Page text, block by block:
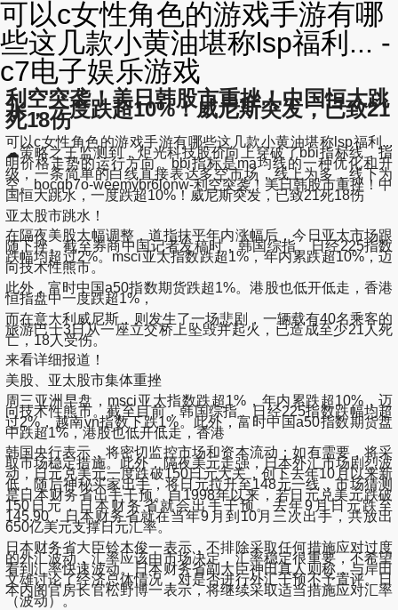
可以c女性角色的游戏手游有哪
些这几款小黄油堪称lsp福利... -
c7电子娱乐游戏
利空突袭！美日韩股市重挫！中国恒大跳
水，一度跌超10%！威尼斯突发，已致21
死18伤
可以c女性角色的游戏手游有哪些这几款小黄油堪称lsp福利...
☁策略之王监测到，炬光科技股价向上穿破了bbi指标线，指
明价格走势的运行方向。bbi指标是ma均线的一种优化和升
级，一条简单的白线直接表达多空市场，线上为多，线下为
空。bocqb7o-weemybr6lonw-利空突袭！美日韩股市重挫！中
国恒大跳水，一度跌超10%！威尼斯突发，已致21死18伤
亚太股市跳水！
在隔夜美股大幅调整，道指抹平年内涨幅后，今日亚太市场跟
随下挫。截至券商中国记者发稿时，韩国综指、日经225指数
跌幅均超过2%。msci亚太指数跌超1%，年内累跌超10%，迈
向技术性熊市。
此外，富时中国a50指数期货跌超1%。港股也低开低走，香港
恒指盘中一度跌超1%，
而在意大利威尼斯，则发生了一场悲剧，一辆载有40名乘客的
旅游巴士3日从一座立交桥上坠毁并起火，已造成至少21人死
亡，18人受伤。
来看详细报道！
美股、亚太股市集体重挫
周三亚洲早盘，msci亚太指数跌超1%，年内累跌超10%，迈
向技术性熊市。截至目前，韩国综指、日经225指数跌幅均超
过2%，越南vn指数下跌1%。此外，富时中国a50指数期货盘
中跌超1%，港股也低开低走，香港
韩国央行表示，将密切监控市场和资本流动；如有需要，将采
取市场稳定措施。此外，隔夜美元走强，日本外汇市场剧烈波
动，日元兑美元一度跌破150日元大关，创下去年10月以来新
低，随后神秘买家出手，将日元拉升至148元一线，市场猜测
是日本财务省出手干预。自1998年以来，若日元兑美元跌破
150日元，日本财务省就会出手干预。去年9月日元跌至
145.90，日本财务省就在当年9月到10月三次出手，共放出
650亿美元支撑日元汇率。
日本财务省大臣铃木俊一表示，不排除采取任何措施应对过度
的外汇波动，汇率应该由市场决定，汇率稳定很重要，不希望
看到汇率快速波动。日本财务省副大臣神田真人则称，与岸田
文雄讨论了经济总体情况，对是否进行外汇干预不予置评。日
本内阁官房长官松野博一表示，将继续采取适当措施应对汇率
（波动）。